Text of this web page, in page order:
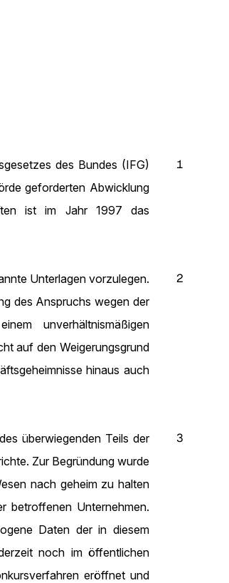
1
des Bundes (IFG)
geforderten Abwicklung
ist im Jahr 1997 das
2
Unterlagen vorzulegen.
des Anspruchs wegen der
unverhältnismäßigen
auf den Weigerungsgrund
hinaus auch
3
überwiegenden Teils der
Zur Begründung wurde
nach geheim zu halten
betroffenen Unternehmen.
Daten der in diesem
noch im öffentlichen
eröffnet und